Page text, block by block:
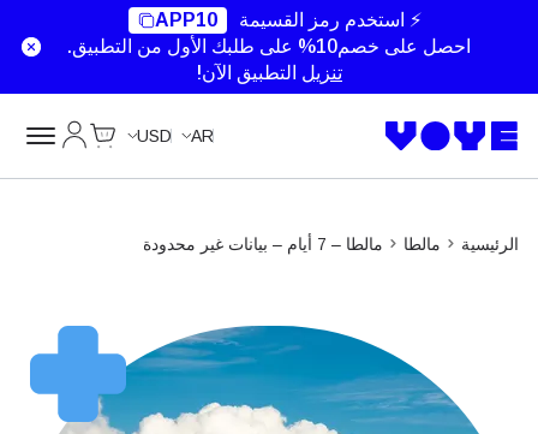
⚡ استخدم رمز القسيمة
APP10
احصل على خصم10% على طلبك الأول من التطبيق.
تنزيل التطبيق الآن!
AR
USD
الرئيسية مالطا مالطا – 7 أيام – بيانات غير محدودة
Unlimited Data
Unlimited Data
Unlimited Data
Unlimited Data